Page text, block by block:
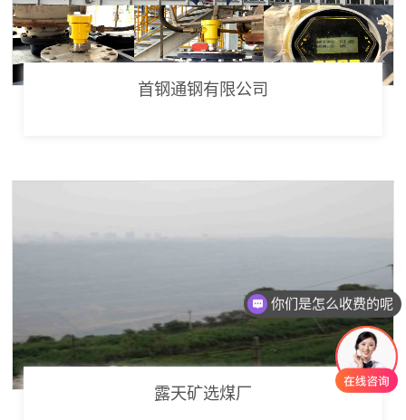
首钢通钢有限公司
露天矿选煤厂
你们是怎么收费的呢